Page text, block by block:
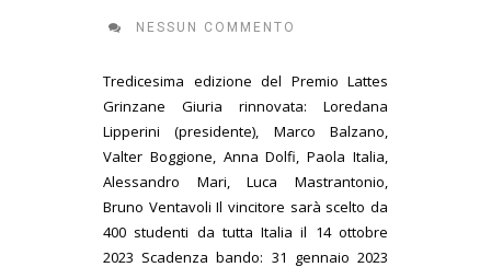
NESSUN COMMENTO
Tredicesima edizione del Premio Lattes
Grinzane Giuria rinnovata: Loredana
Lipperini (presidente), Marco Balzano,
Valter Boggione, Anna Dolfi, Paola Italia,
Alessandro Mari, Luca Mastrantonio,
Bruno Ventavoli Il vincitore sarà scelto da
400 studenti da tutta Italia il 14 ottobre
2023 Scadenza bando: 31 gennaio 2023